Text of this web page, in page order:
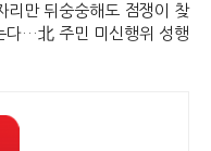
리만 뒤숭숭해도 점쟁이 찾
다…北 주민 미신행위 성행